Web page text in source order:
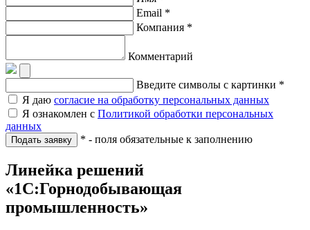
Email *
Компания *
Комментарий
Введите символы с картинки *
Я даю согласие на обработку персональных данных
Я ознакомлен с Политикой обработки персональных
данных
Подать заявку * - поля обязательные к заполнению
Линейка решений
«1С:Горнодобывающая
промышленность»